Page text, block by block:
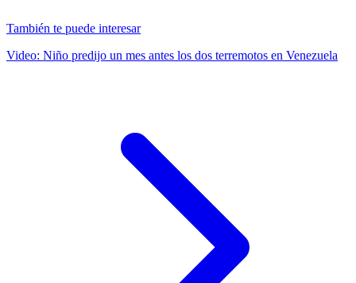
También te puede interesar
Video: Niño predijo un mes antes los dos terremotos en Venezuela